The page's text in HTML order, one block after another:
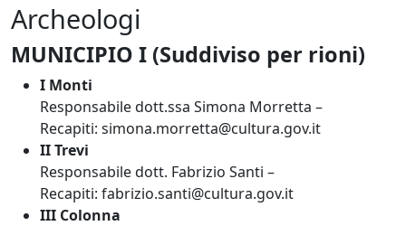
Archeologi
MUNICIPIO I (Suddiviso per rioni)
I Monti
Responsabile dott.ssa Simona Morretta –
Recapiti: simona.morretta@cultura.gov.it
II Trevi
Responsabile dott. Fabrizio Santi –
Recapiti: fabrizio.santi@cultura.gov.it
III Colonna